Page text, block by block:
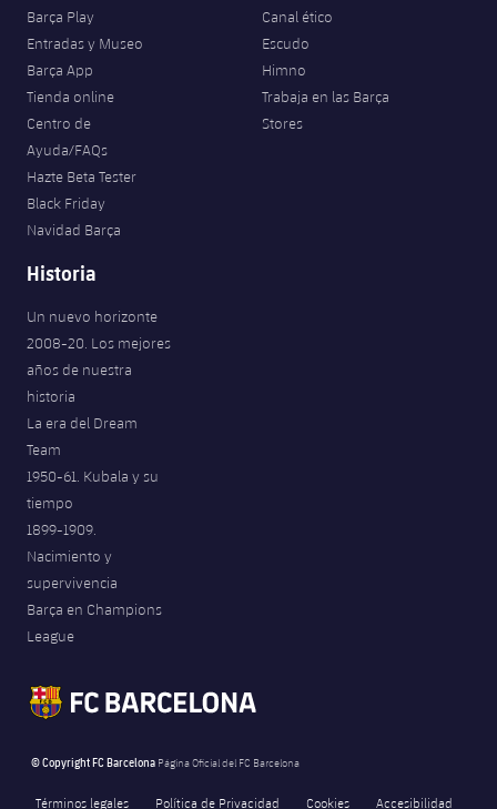
Barça Play
Entradas y Museo
Barça App
Tienda online
Centro de
Ayuda/FAQs
Hazte Beta Tester
Black Friday
Navidad Barça
Canal ético
Escudo
Himno
Trabaja en las Barça
Stores
Historia
Un nuevo horizonte
2008-20. Los mejores
años de nuestra
historia
La era del Dream
Team
1950-61. Kubala y su
tiempo
1899-1909.
Nacimiento y
supervivencia
Barça en Champions
League
© Copyright FC Barcelona Página Oficial del FC Barcelona
Términos legales Política de Privacidad Cookies Accesibilidad